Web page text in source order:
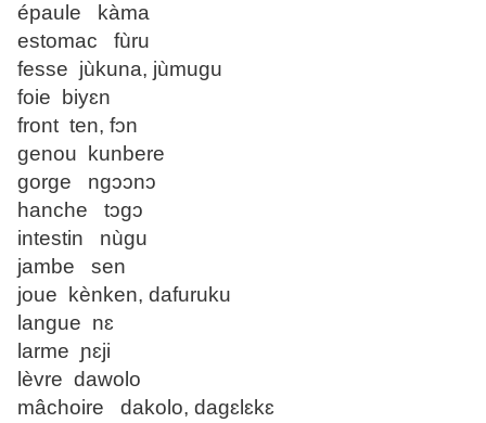
épaule kàma
estomac fùru
fesse jùkuna, jùmugu
foie biyɛn
front ten, fɔn
genou kunbere
gorge ngɔɔnɔ
hanche tɔgɔ
intestin nùgu
jambe sen
joue kènken, dafuruku
langue nɛ
larme ɲɛji
lèvre dawolo
mâchoire dakolo, dagɛlɛkɛ